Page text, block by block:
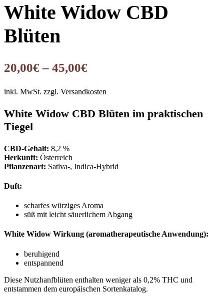
White Widow CBD
Blüten
20,00€– 45,00€
inkl. MwSt. zzgl. Versandkosten
White Widow CBD Blüten im praktischen
Tiegel
CBD-Gehalt: 8,2 %
Herkunft: Österreich
Pflanzenart: Sativa-, Indica-Hybrid
Duft:
scharfes würziges Aroma
süß mit leicht säuerlichem Abgang
White Widow Wirkung (aromatherapeutische Anwendung):
beruhigend
entspannend
Diese Nutzhanfblüten enthalten weniger als 0,2% THC und
entstammen dem europäischen Sortenkatalog.